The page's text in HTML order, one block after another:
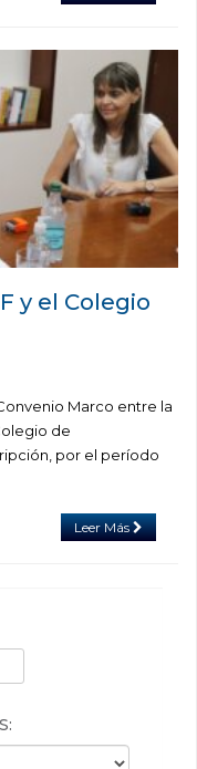
y el Colegio
Marco entre la
de
por el período
Leer Más